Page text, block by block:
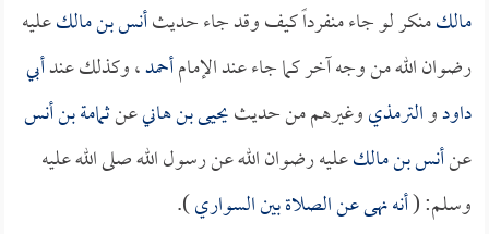
مالكمنكر لو جاء منفرداً كيف وقد جاء حديثأنس بن مالكعليه
رضوان الله من وجه آخر كما جاء عند الإمامأحمد، وكذلك عندأبي
داودوالترمذيوغيرهم من حديثيحيى بن هانيعنثمامة بن أنس
عنأنس بن مالكعليه رضوان الله عن رسول الله صلى الله عليه
وسلم: (أنه نهى عن الصلاة بين السواري).